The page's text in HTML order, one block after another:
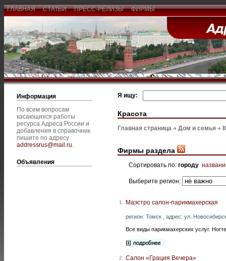
ГЛАВНАЯ СТАТЬИ ПРЕСС-РЕЛИЗЫ ФИРМЫ
Информация
По всем вопросам
касающихся работы
ресурса Адреса России и
добавления в справочник
пишите по адресу
addressrus@mail.ru.
Объявления
Я ищу:
Красота
Главная страница Дом и семья
Фирмы раздела
Сортировать по: городу
Выберите регион:
1. Маэстро салон-парикмахерская
регион: Томск , адрес: ул.
Все виды парикмахерских услуг.
2. Салон «Грация Вечера»